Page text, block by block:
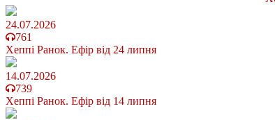
24.07.2026
761
Хеппі Ранок. Ефір від 24 липня
14.07.2026
739
Хеппі Ранок. Ефір від 14 липня